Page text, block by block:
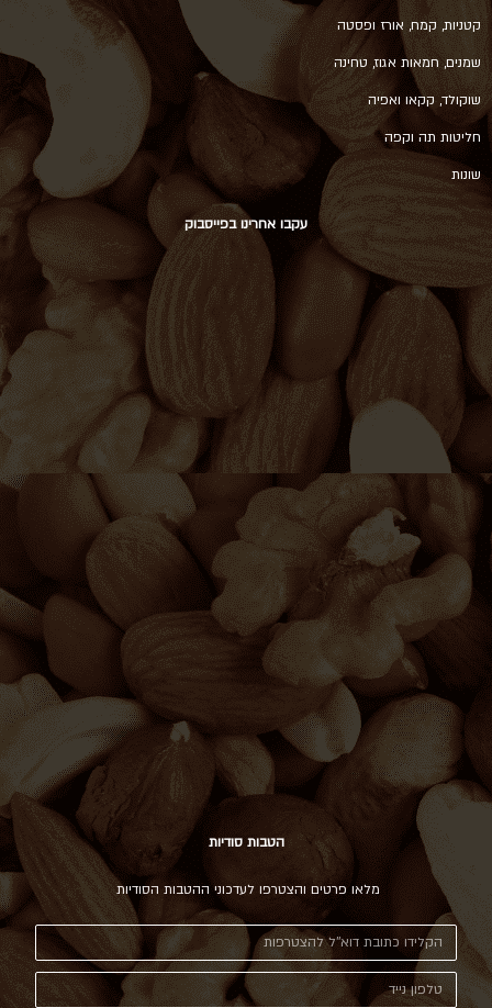
קטניות, קמח, אורז ופסטה
שמנים, חמאות אגוז, טחינה
שוקולד, קקאו ואפיה
חליטות תה וקפה
שונות
עקבו אחרינו בפייסבוק
הטבות סודיות
מלאו פרטים והצטרפו לעדכוני ההטבות הסודיות